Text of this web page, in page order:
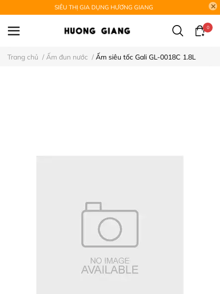
SIÊU THỊ GIA DỤNG HƯƠNG GIANG
0
Trang chủ / Ấm đun nước / Ấm siêu tốc Gali GL-0018C 1.8L